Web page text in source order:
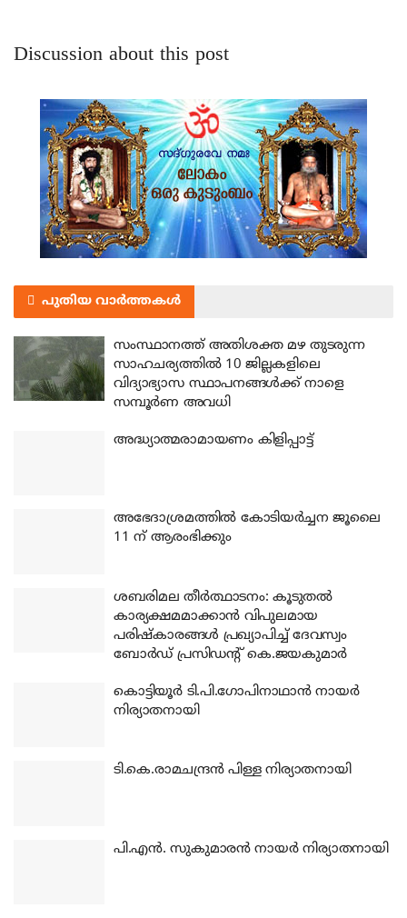
Discussion about this post
പുതിയ വാർത്തകൾ
സംസ്ഥാനത്ത് അതിശക്ത മഴ തുടരുന്ന
സാഹചര്യത്തിൽ 10 ജില്ലകളിലെ
വിദ്യാഭ്യാസ സ്ഥാപനങ്ങൾക്ക് നാളെ
സമ്പൂർണ അവധി
അദ്ധ്യാത്മരാമായണം കിളിപ്പാട്ട്
അഭേദാശ്രമത്തില്‍ കോടിയര്‍ച്ചന ജൂലൈ
11 ന് ആരംഭിക്കും
ശബരിമല തീര്‍ത്ഥാടനം: കൂടുതല്‍
കാര്യക്ഷമമാക്കാന്‍ വിപുലമായ
പരിഷ്‌കാരങ്ങള്‍ പ്രഖ്യാപിച്ച് ദേവസ്വം
ബോര്‍ഡ് പ്രസിഡന്റ് കെ.ജയകുമാര്‍
കൊട്ടിയൂര്‍ ടി.പി.ഗോപിനാഥാന്‍ നായര്‍
നിര്യാതനായി
ടി.കെ.രാമചന്ദ്രന്‍ പിള്ള നിര്യാതനായി
പി.എന്‍. സുകുമാരന്‍ നായര്‍ നിര്യാതനായി